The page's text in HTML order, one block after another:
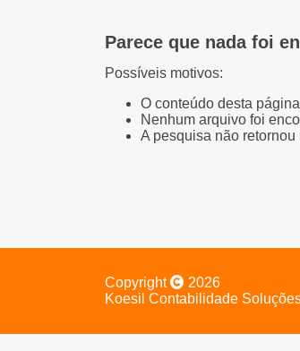
Parece que nada foi
Possíveis motivos:
O conteúdo desta
Nenhum arquivo foi
A pesquisa não
Copyright
2026
Koesil Contabilidade